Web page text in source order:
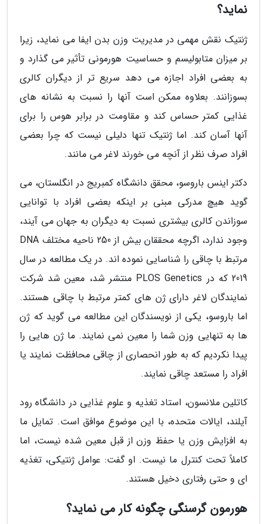
نماید؟
ژنتیک نقش مهمی در مدیریت وزن بدن ایفا می نماید، زیرا
بر میزان متابولیسم و حساسیت هورمونی تأثیر می گذارد و
به بعضی افراد اجازه می دهد سریع تر از دیگران کالری
بسوزانند. بعلاوه ممکن است آنها را نسبت به نشانه های
غذایی کمتر حساس کند و مقاومت در برابر هوس را برای
آنها آسان کند. اما ژنتیک تنها دلیلی نیست که چرا بعضی
افراد صرف نظر از آنچه می خورند لاغر می مانند.
دکتر اینس باروسو، محقق دانشگاه کمبریج در انگلستان، می
گوید هیچ مدرکی مبنی بر اینکه بعضی افراد با توانایی
سوزاندن کالری بیشتری نسبت به دیگران به جهان می آیند،
وجود ندارد، اگرچه محققان بیش از 250 ناحیه مختلف DNA
مرتبط با چاقی را شناسایی نموده اند. در یک مطالعه در سال
2019 که در PLOS Genetics منتشر شد، معین شد شرکت
نمایندگان لاغر دارای ژن های کمتر مرتبط با چاقی هستند.
اما باروسو، یکی از نویسندگان این مطالعه می گوید که ژن
ها به تنهایی وزن شما را معین نمی نمایند. ما ژن هایی را
پیدا نکردیم که به طور انحصاری از چاقی محافظت نمایند یا
افراد را مستعد چاقی نمایند.
کاتلین ملانسون، استاد تغذیه و علوم غذایی در دانشگاه رود
آیلند، ایالات متحده، با این موضوع موافق است. تمایل ما
به افزایش وزن یا حفظ وزن از قبل معین شده نیست، اما
کاملاً تحت کنترل ما نیست. او گفت: عوامل ژنتیکی، تغذیه
ای و حتی رفتاری دخیل هستند.
هورمون گرسنگی چگونه کار می نماید؟